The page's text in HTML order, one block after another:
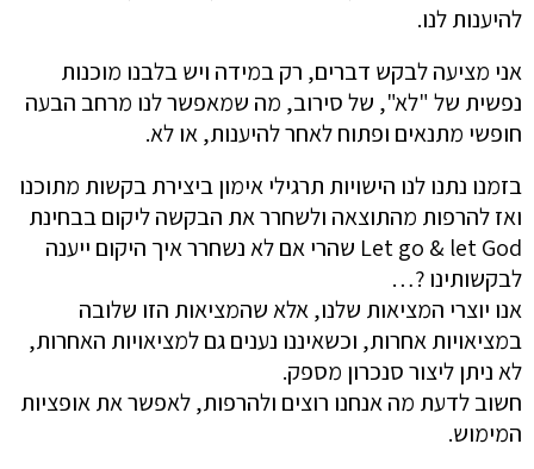
להיענות לנו.
אני מציעה לבקש דברים, רק במידה ויש בלבנו מוכנות
נפשית של "לא", של סירוב, מה שמאפשר לנו מרחב הבעה
חופשי מתנאים ופתוח לאחר להיענות, או לא.
בזמנו נתנו לנו הישויות תרגילי אימון ביצירת בקשות מתוכנו
ואז להרפות מהתוצאה ולשחרר את הבקשה ליקום בבחינת
Let go & let God שהרי אם לא נשחרר איך היקום ייענה
לבקשותינו ?…
אנו יוצרי המציאות שלנו, אלא שהמציאות הזו שלובה
במציאויות אחרות, וכשאיננו נענים גם למציאויות האחרות,
לא ניתן ליצור סנכרון מספק.
חשוב לדעת מה אנחנו רוצים ולהרפות, לאפשר את אופציות
המימוש.